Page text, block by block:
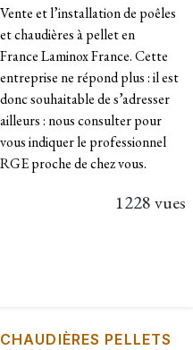
Vente et l’installation de poêles
et chaudières à pellet en
France Laminox France. Cette
entreprise ne répond plus : il est
donc souhaitable de s’adresser
ailleurs : nous consulter pour
vous indiquer le professionnel
RGE proche de chez vous.
1228 vues
CHAUDIÈRES PELLETS